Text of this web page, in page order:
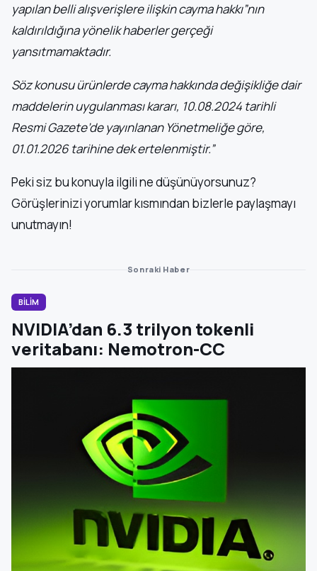
yapılan belli alışverişlere ilişkin cayma hakkı”nın
kaldırıldığına yönelik haberler gerçeği
yansıtmamaktadır.
Söz konusu ürünlerde cayma hakkında değişikliğe dair
maddelerin uygulanması kararı, 10.08.2024 tarihli
Resmi Gazete’de yayınlanan Yönetmeliğe göre,
01.01.2026 tarihine dek ertelenmiştir.”
Peki siz bu konuyla ilgili ne düşünüyorsunuz?
Görüşlerinizi yorumlar kısmından bizlerle paylaşmayı
unutmayın!
Sonraki Haber
BİLİM
NVIDIA’dan 6.3 trilyon tokenli
veritabanı: Nemotron-CC